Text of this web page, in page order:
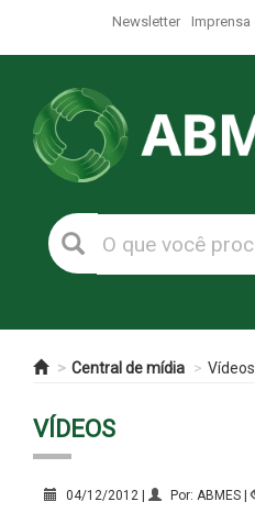
Newsletter Imprensa
Central de mídia Vídeos
VÍDEOS
04/12/2012 | Por: ABMES |